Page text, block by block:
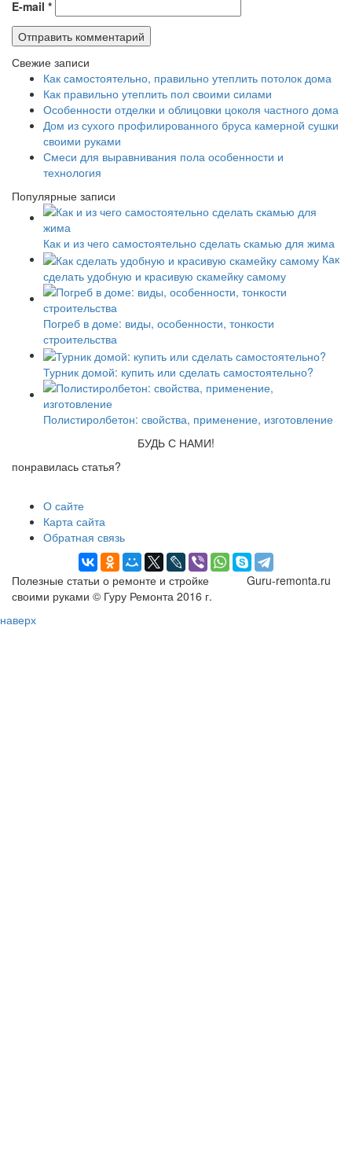
E-mail *
Свежие записи
Как самостоятельно, правильно утеплить потолок дома
Как правильно утеплить пол своими силами
Особенности отделки и облицовки цоколя частного дома
Дом из сухого профилированного бруса камерной сушки
своими руками
Смеси для выравнивания пола особенности и
технология
Популярные записи
Как и из чего самостоятельно сделать скамью для жима
Как
сделать удобную и красивую скамейку самому
Погреб в доме: виды, особенности, тонкости
строительства
Турник домой: купить или сделать самостоятельно?
Полистиролбетон: свойства, применение, изготовление
БУДЬ С НАМИ!
понравилась статья?
О сайте
Карта сайта
Обратная связь
Полезные статьи о ремонте и стройке
своими руками © Гуру Ремонта 2016 г.
Guru-remonta.ru
наверх